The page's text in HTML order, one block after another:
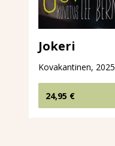
Jokeri
Kovakantinen, 2025
24,95 €